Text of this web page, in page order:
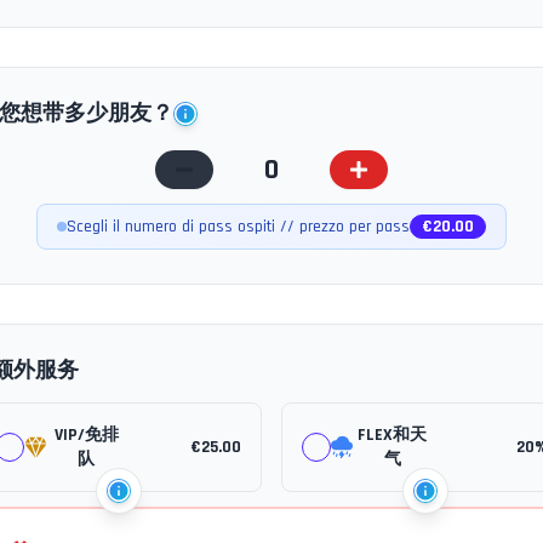
您想带多少朋友？
0
Scegli il numero di pass ospiti // prezzo per pass €20.00
外服务
VIP/免排
队
€25.00
FLEX和天
气